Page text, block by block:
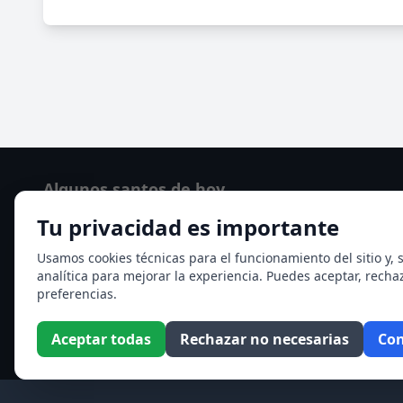
Tu privacidad es importante
Usamos cookies técnicas para el funcionamiento del sitio y,
analítica para mejorar la experiencia. Puedes aceptar,
preferencias.
Aceptar todas Rechazar no necesarias
Algunos santos de hoy
San Cayetano de Thiene
San Sixto II papa
Ver todos los santos de hoy